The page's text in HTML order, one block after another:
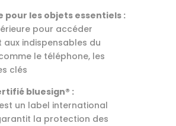
pour les objets essentiels :
pour accéder
aux indispensables du
le téléphone, les
clés
bluesign® :
un label international
la protection des